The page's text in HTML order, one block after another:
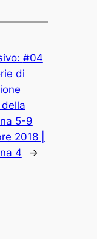
#04
di
5-9
2018 |
4
→